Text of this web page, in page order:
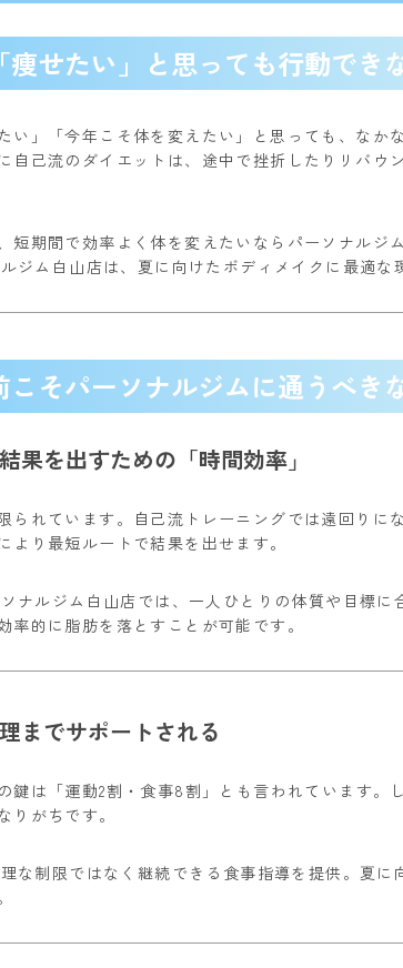
痩せたい」と思っても行動でき
い」「今年こそ体を変えたい」と思っても、なか
自己流のダイエットは、途中で挫折したりリバウ
短期間で効率よく体を変えたいならパーソナルジ
ジム白山店は、夏に向けたボディメイクに最適な
こそパーソナルジムに通うべき
果を出すための「時間効率」
られています。
自己流トレーニングでは遠回りに
より最短ルートで結果を出せます。
ナルジム白山店では、一人ひとりの体質や目標
率的に脂肪を落とすことが可能です。
までサポートされる
鍵は「運動2割・食事8割」とも言われています。
りがちです。
な制限ではなく継続できる食事指導を提供。 夏に